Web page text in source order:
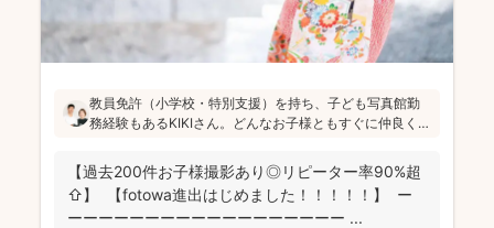
教員免許（小学校・特別支援）を持ち、子ども写真館勤
務経験もあるKIKIさん。どんなお子様ともすぐに仲良くな
を引き出し、日々成長している大切な瞬間を写真に記録
することを大切にされています(^^)
【過去200件お子様撮影あり◎リピーター率90%超
⇧】 【fotowa進出はじめました！！！！！】 ー
ーーーーーーーーーーーーーーーーーー ...